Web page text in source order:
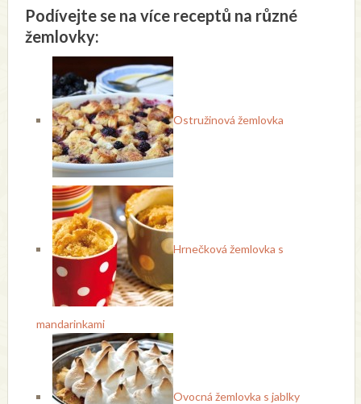
Podívejte se na více receptů na různé
žemlovky:
Ostružinová žemlovka
Hrnečková žemlovka s
mandarinkami
Ovocná žemlovka s jablky